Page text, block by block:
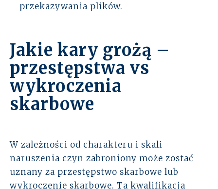
przekazywania plików.
Jakie kary grożą –
przestępstwa vs
wykroczenia
skarbowe
W zależności od charakteru i skali
naruszenia czyn zabroniony może zostać
uznany za przestępstwo skarbowe lub
wykroczenie skarbowe. Ta kwalifikacja